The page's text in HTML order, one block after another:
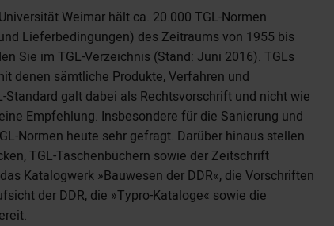
Weimar hält ca. 20.000 TGL-Normen
Lieferbedingungen) des Zeitraums von 1955 bis
Sie im TGL-Verzeichnis (Stand: Juni 2016). TGLs
denen sämtliche Produkte, Verfahren und
galt dabei als Rechtsvorschrift und nicht wie
Empfehlung. Insbesondere für die Sanierung und
Normen heute sehr gefragt. Darüber hinaus stellen
TGL-Taschenbüchern sowie der Zeitschrift
Katalogwerk »Bauwesen der DDR«, die Vorschriften
der DDR, die »Typro-Kataloge« sowie die